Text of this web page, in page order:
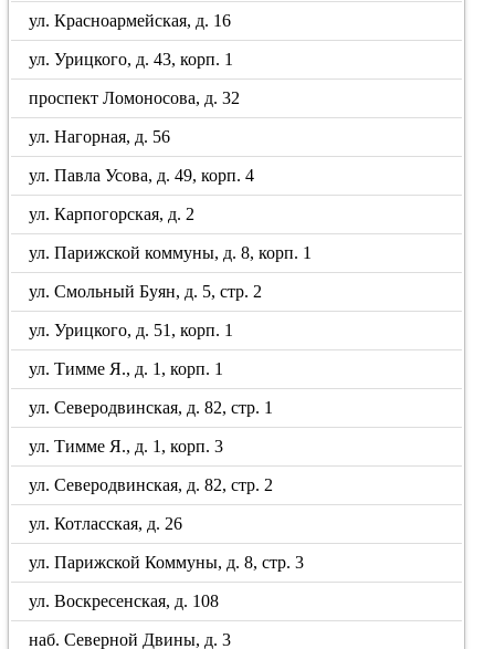
ул. Красноармейская, д. 16
ул. Урицкого, д. 43, корп. 1
проспект Ломоносова, д. 32
ул. Нагорная, д. 56
ул. Павла Усова, д. 49, корп. 4
ул. Карпогорская, д. 2
ул. Парижской коммуны, д. 8, корп. 1
ул. Смольный Буян, д. 5, стр. 2
ул. Урицкого, д. 51, корп. 1
ул. Тимме Я., д. 1, корп. 1
ул. Северодвинская, д. 82, стр. 1
ул. Тимме Я., д. 1, корп. 3
ул. Северодвинская, д. 82, стр. 2
ул. Котласская, д. 26
ул. Парижской Коммуны, д. 8, стр. 3
ул. Воскресенская, д. 108
наб. Северной Двины, д. 3